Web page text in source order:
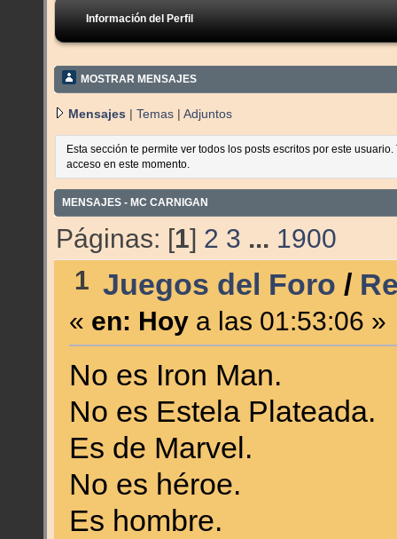
Información del Perfil
MOSTRAR MENSAJES
Mensajes | Temas | Adjuntos
Esta sección te permite ver todos los posts escritos por este
acceso en este momento.
MENSAJES - MC CARNIGAN
Páginas: [1] 2 3 ... 1900
1 Juegos del Foro /
« en: Hoya las 01:53:06 »
No es Iron Man.
No es Estela Plateada.
Es de Marvel.
No es héroe.
Es hombre.